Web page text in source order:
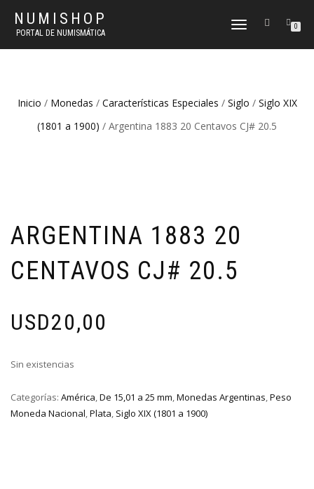
NUMISHOP
PORTAL DE NUMISMÁTICA
CAMBIAR
0
Inicio / Monedas / Características Especiales / Siglo / Siglo XIX
(1801 a 1900) / Argentina 1883 20 Centavos CJ# 20.5
ARGENTINA 1883 20
CENTAVOS CJ# 20.5
USD20,00
Sin existencias
Categorías: América,De 15,01 a 25 mm,Monedas Argentinas,Peso
Moneda Nacional,Plata, Siglo XIX (1801 a 1900)